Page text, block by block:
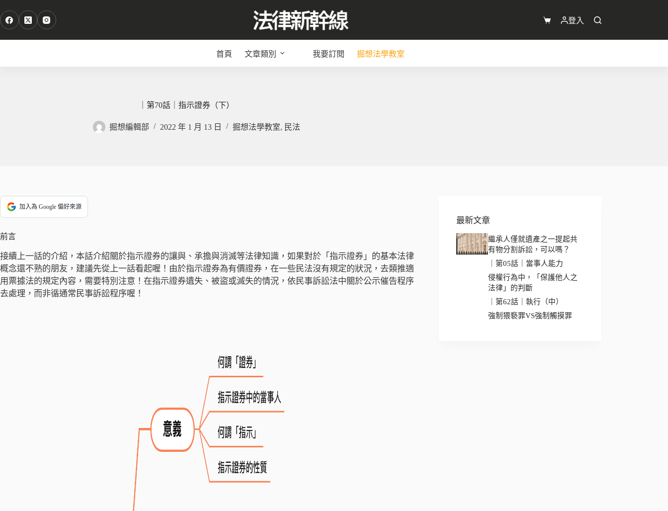
至
主
要
購
物
登入
首頁 文章類別 我要訂閱 掘想法學教室
｜第70話｜指示證券（下）
掘想編輯部 2022 年 1 月 13 日 掘想法學教室, 民法
加入為 Google 偏好來源
前言
接續上一話的介紹，本話介紹關於指示證券的讓與、承擔與消滅等法律知識，如果對於「指示證券」的基本法律
概念還不熟的朋友，建議先從上一話看起喔！由於指示證券為有價證券，在一些民法沒有規定的狀況，去類推適
用票據法的規定內容，需要特別注意！在指示證券遺失、被盜或滅失的情況，依民事訴訟法中關於公示催告程序
去處理，而非循通常民事訴訟程序喔！
最新文章
繼承人僅就遺產之一提起共
有物分割訴訟，可以嗎？
｜第05話｜當事人能力
侵權行為中，「保護他人之
法律」的判斷
｜第62話｜執行（中）
強制猥褻罪VS強制觸摸罪